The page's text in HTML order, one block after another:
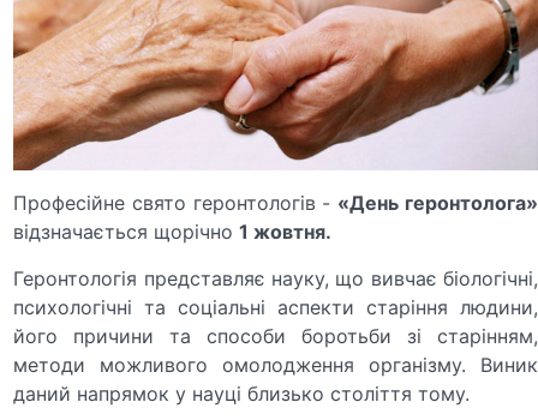
Професійне свято геронтологів - «День геронтолога»
відзначається щорічно1 жовтня.
Геронтологія представляє науку, що вивчає біологічні,
психологічні та соціальні аспекти старіння людини,
його причини та способи боротьби зі старінням,
методи можливого омолодження організму. Виник
даний напрямок у науці близько століття тому.